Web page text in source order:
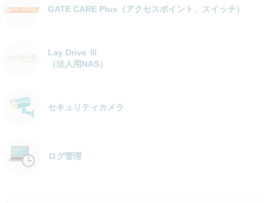
GATE CARE Plus（アクセスポイント、スイッチ）
Lay Drive Ⅲ
（法人用NAS）
セキュリティカメラ
ログ管理